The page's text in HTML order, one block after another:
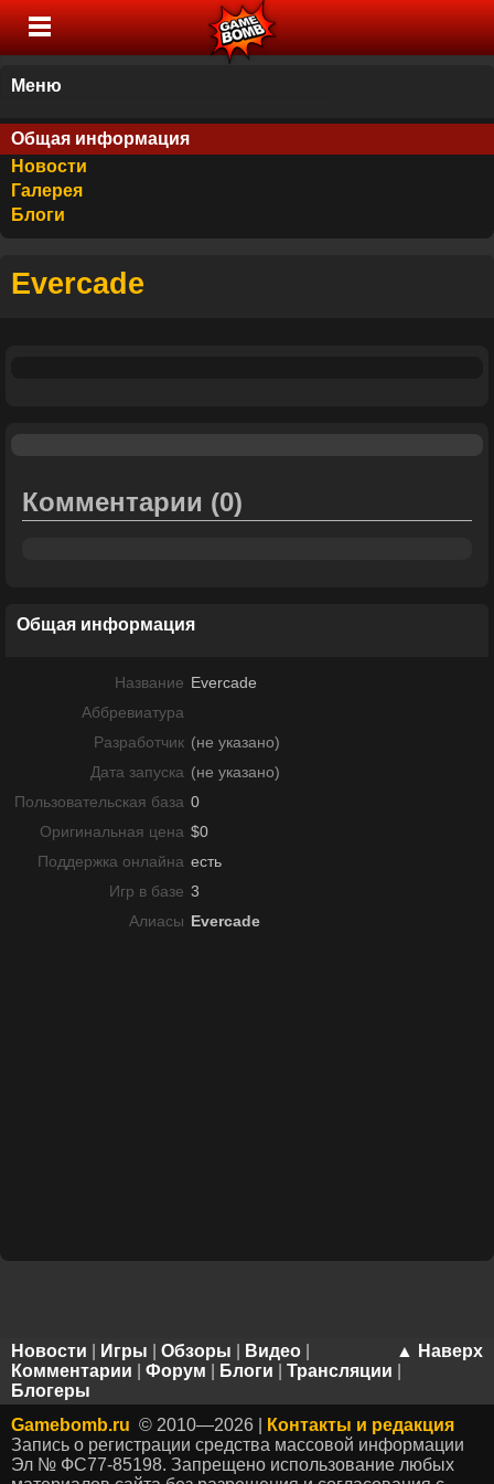
Меню
Общая информация
Новости
Галерея
Блоги
Evercade
Комментарии (0)
Общая информация
Название Evercade
Аббревиатура
Разработчик (не указано)
Дата запуска (не указано)
Пользовательская база 0
Оригинальная цена $0
Поддержка онлайна есть
Игр в базе 3
Алиасы Evercade
▲ Наверх
Новости Игры Обзоры Видео
Комментарии
Форум Блоги Трансляции
Блогеры
Gamebomb.ru © 2010—2026 |
Контакты и редакция
Запись о регистрации средства массовой информации
Эл № ФС77-85198. Запрещено использование любых